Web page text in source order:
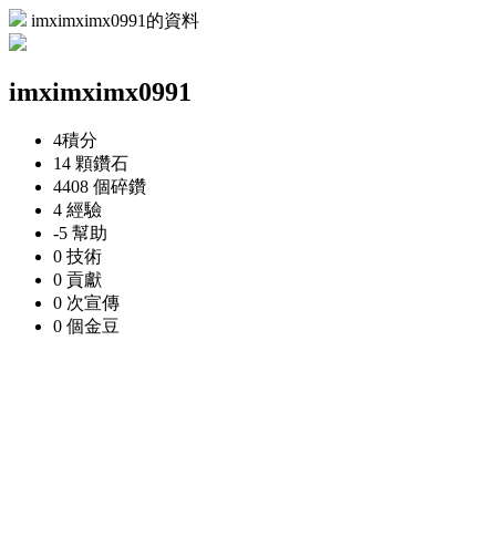
imximximx0991的資料
imximximx0991
4積分
14 顆鑽石
4408 個碎鑽
4 經驗
-5 幫助
0 技術
0 貢獻
0 次宣傳
0 個金豆